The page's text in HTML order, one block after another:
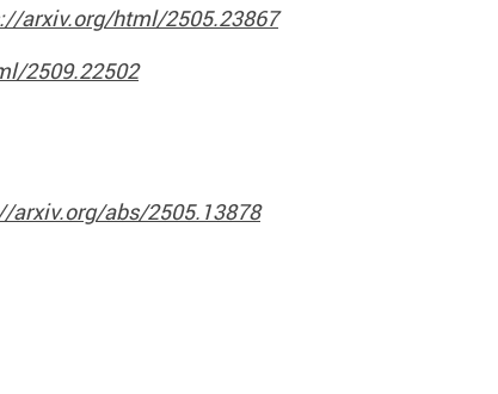
arxiv.org/html/2505.23867
2509.22502
arxiv.org/abs/2505.13878